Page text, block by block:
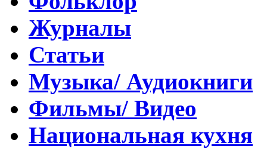
Журналы
Статьи
Музыка/ Аудиокниги
Фильмы/ Видео
Национальная кухня